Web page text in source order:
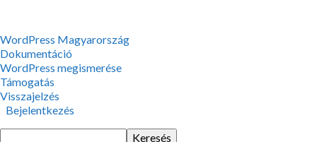
WordPress,
a
csodás
WordPress Magyarország
Dokumentáció
WordPress megismerése
Támogatás
Visszajelzés
Bejelentkezés
Keresés